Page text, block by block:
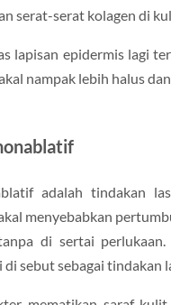
serat-serat kolagen di
lapisan epidermis lagi
nampak lebih halus
adalah tindakan
menyebabkan
di sertai
di sebut sebagai tindakan